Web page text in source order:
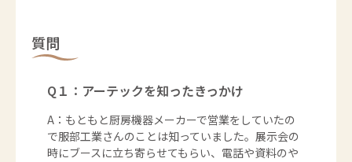
質問
Q１：アーテックを知ったきっかけ
A：もともと厨房機器メーカーで営業をしていたの
で服部工業さんのことは知っていました。展示会の
時にブースに立ち寄らせてもらい、電話や資料のや